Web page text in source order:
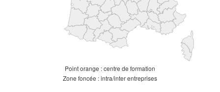
Point orange : centre de formation
Zone foncée : intra/inter entreprises